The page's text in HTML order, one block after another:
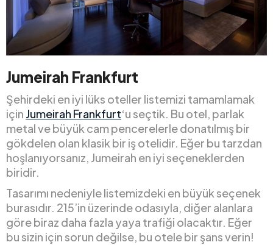
Jumeirah Frankfurt
Şehirdeki en iyi lüks oteller listemizi tamamlamak
için Jumeirah Frankfurt‘u seçtik. Bu otel, parlak
metal ve büyük cam pencerelerle donatılmış bir
gökdelen olan klasik bir iş otelidir. Eğer bu tarzdan
hoşlanıyorsanız, Jumeirah en iyi seçeneklerden
biridir.
Tasarımı nedeniyle listemizdeki en büyük seçenek
burasıdır. 215’in üzerinde odasıyla, diğer alanlara
göre biraz daha fazla yaya trafiği olacaktır. Eğer
bu sizin için sorun değilse, bu otele bir şans verin!